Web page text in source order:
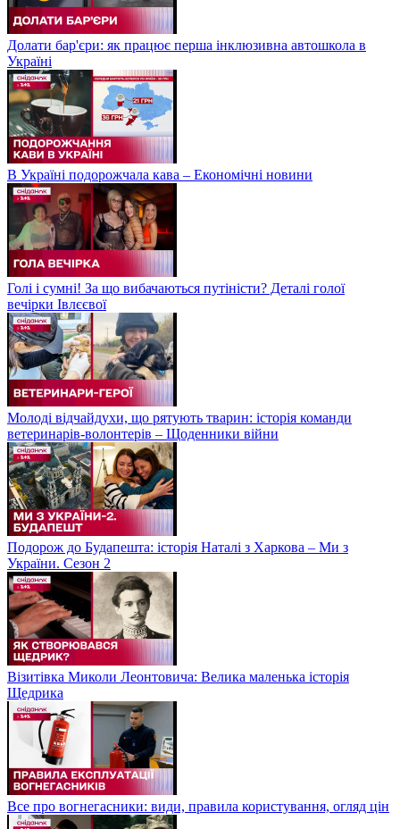
Долати бар'єри: як працює перша інклюзивна автошкола в
Україні
В Україні подорожчала кава – Економічні новини
Голі і сумні! За що вибачаються путіністи? Деталі голої
вечірки Івлєєвої
Молоді відчайдухи, що рятують тварин: історія команди
ветеринарів-волонтерів – Щоденники війни
Подорож до Будапешта: історія Наталі з Харкова – Ми з
України. Сезон 2
Візитівка Миколи Леонтовича: Велика маленька історія
Щедрика
Все про вогнегасники: види, правила користування, огляд цін